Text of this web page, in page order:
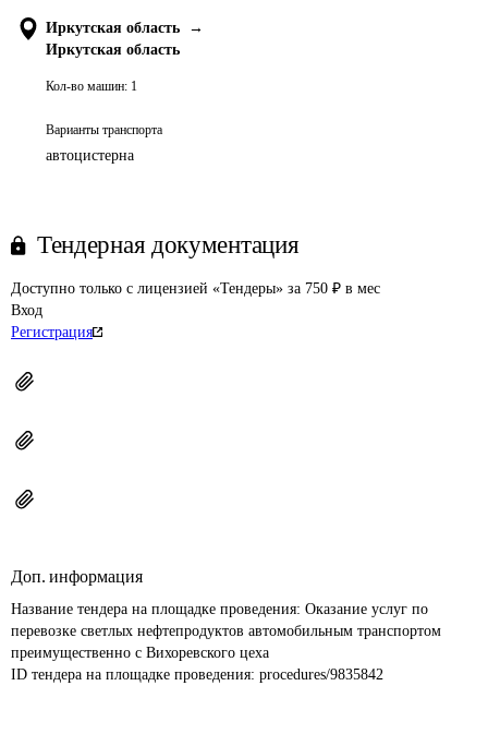
Иркутская область
→
Иркутская область
Кол-во машин: 1
Варианты транспорта
автоцистерна
Тендерная документация
Доступно только с лицензией «Тендеры» за 750 ₽ в мес
Вход
Регистрация
Доп. информация
Название тендера на площадке проведения: Оказание услуг по
перевозке светлых нефтепродуктов автомобильным транспортом
преимущественно с Вихоревского цеха
ID тендера на площадке проведения: procedures/9835842